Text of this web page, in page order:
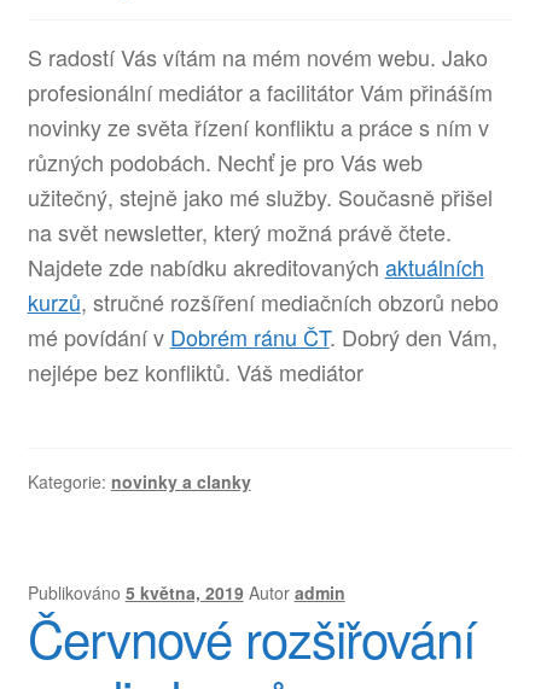
S radostí Vás vítám na mém novém webu. Jako
profesionální mediátor a facilitátor Vám přináším
novinky ze světa řízení konfliktu a práce s ním v
různých podobách. Nechť je pro Vás web
užitečný, stejně jako mé služby. Současně přišel
na svět newsletter, který možná právě čtete.
Najdete zde nabídku akreditovaných aktuálních
kurzů, stručné rozšíření mediačních obzorů nebo
mé povídání v Dobrém ránu ČT. Dobrý den Vám,
nejlépe bez konfliktů. Váš mediátor
Kategorie: novinky a clanky
Publikováno 5 května, 2019 Autor admin
Červnové rozšiřování